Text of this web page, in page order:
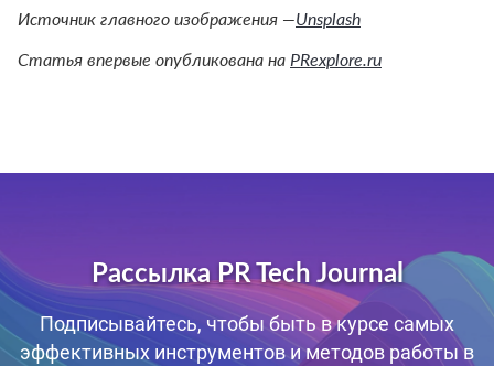
Источник главного изображения —Unsplash
Статья впервые опубликована на PRexplore.ru
Рассылка PR Tech Journal
Подписывайтесь, чтобы быть в курсе самых
эффективных инструментов и методов работы в